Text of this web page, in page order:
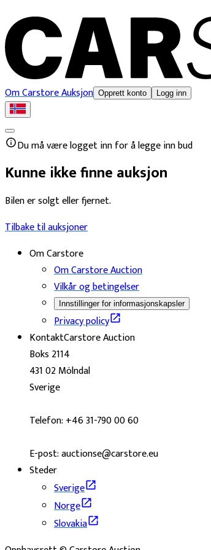
Om Carstore Auksjon Opprett konto Logg inn
Du må være logget inn for å legge inn bud
Kunne ikke finne auksjon
Bilen er solgt eller fjernet.
Tilbake til auksjoner
Om Carstore
Om Carstore Auction
Vilkår og betingelser
Innstillinger for informasjonskapsler
Privacy policy
KontaktCarstore Auction
Boks 2114
431 02 Mölndal
Sverige
Telefon: +46 31-790 00 60
E-post: auctionse@carstore.eu
Steder
Sverige
Norge
Slovakia